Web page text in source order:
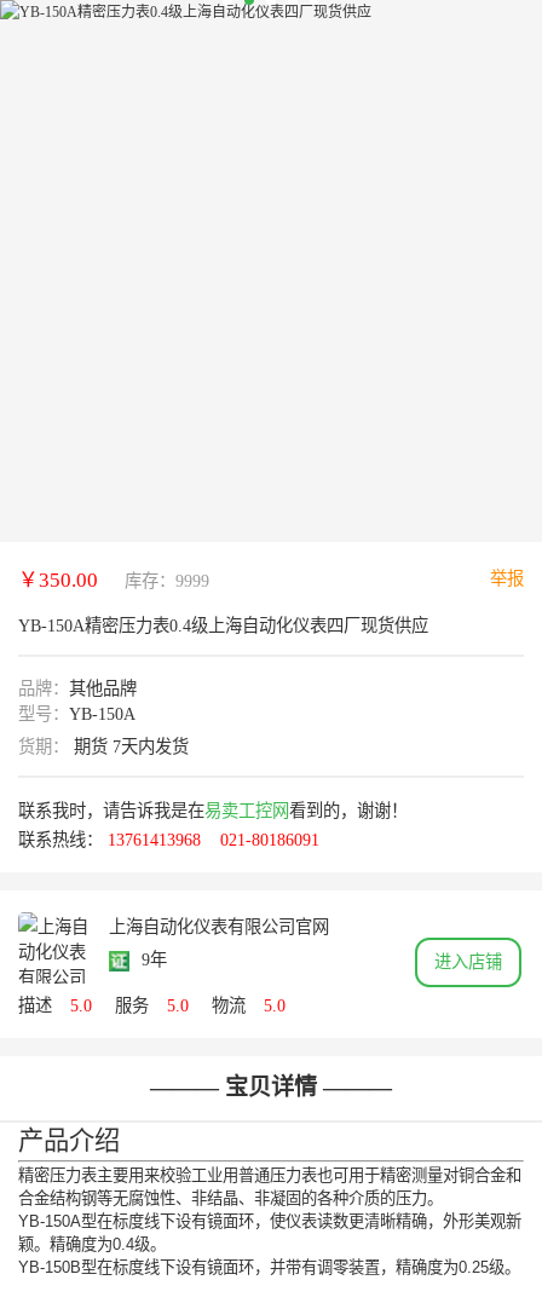
￥350.00 库存：9999 举报
YB-150A精密压力表0.4级上海自动化仪表四厂现货供应
品牌： 其他品牌
型号： YB-150A
货期：
期货 7天内发货
联系我时，请告诉我是在易卖工控网看到的，谢谢！
联系热线： 13761413968 021-80186091
上海自动化仪表有限公司官网
9年
描述 5.0 服务 5.0 物流 5.0
进入店铺
——— 宝贝详情 ———
产品介绍
精密压力表主要用来校验工业用普通压力表也可用于精密测量对铜合金和
合金结构钢等无腐蚀性、非结晶、非凝固的各种介质的压力。
YB-150A型在标度线下设有镜面环，使仪表读数更清晰精确，外形美观新
颖。精确度为0.4级。
YB-150B型在标度线下设有镜面环，并带有调零装置，精确度为0.25级。